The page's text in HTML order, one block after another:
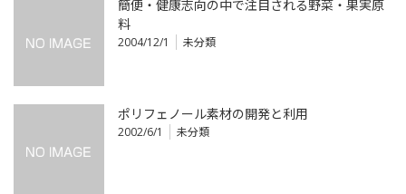
簡便・健康志向の中で注目される野菜・果実原
料
2004/12/1 未分類
ポリフェノール素材の開発と利用
2002/6/1 未分類